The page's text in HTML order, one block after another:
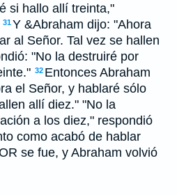
si hallo allí treinta,"
31Y &Abraham dijo: "Ahora
al Señor. Tal vez se hallen
"No la destruiré por
32 Entonces Abraham
el Señor, y hablaré sólo
allí diez." "No la
a los diez," respondió
como acabó de hablar
se fue, y Abraham volvió